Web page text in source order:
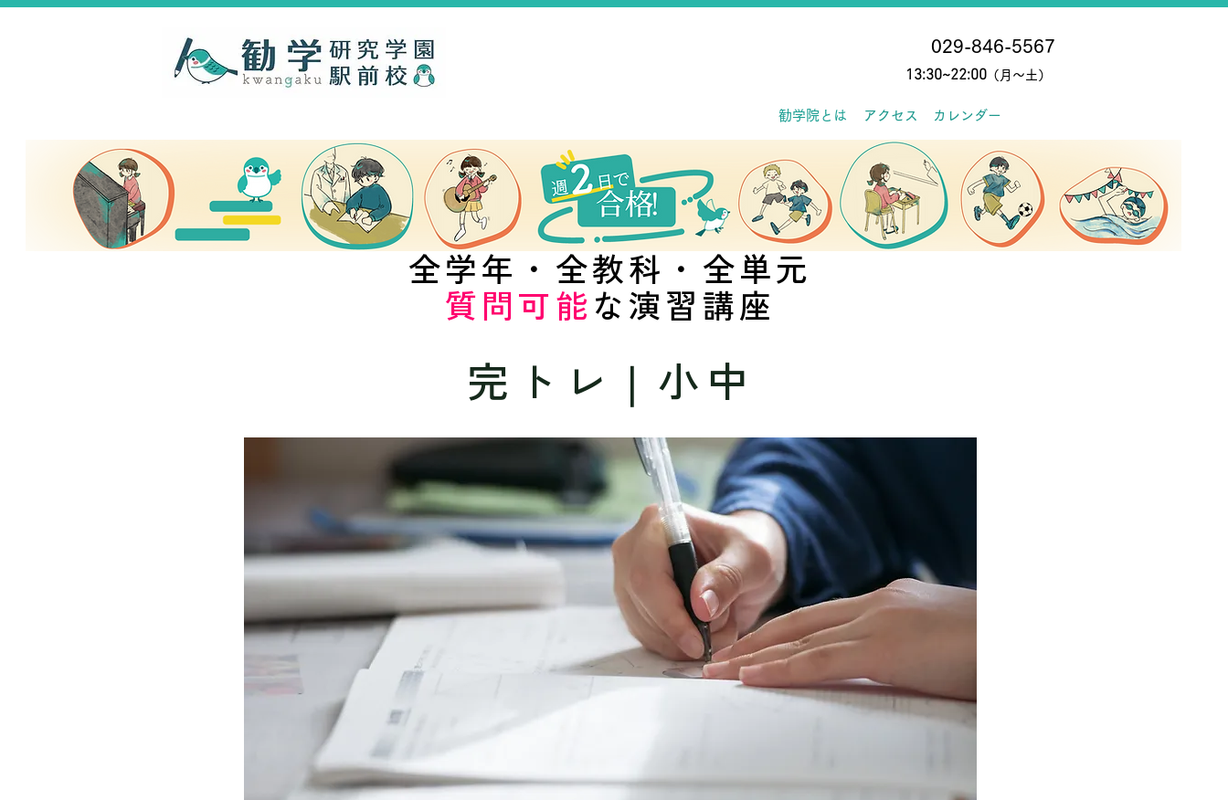
029-846-5567
13:30~22:00 （月〜土）
勧学院とは アクセス カレンダー
全学年・全教科・全単元
質問可能な演習講座
完トレ❘小中